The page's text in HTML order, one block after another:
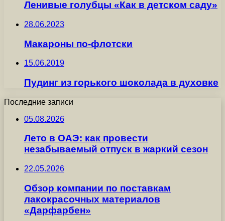
Ленивые голубцы «Как в детском саду»
28.06.2023
Макароны по-флотски
15.06.2019
Пудинг из горького шоколада в духовке
Последние записи
05.08.2026
Лето в ОАЭ: как провести
незабываемый отпуск в жаркий сезон
22.05.2026
Обзор компании по поставкам
лакокрасочных материалов
«Дарфарбен»